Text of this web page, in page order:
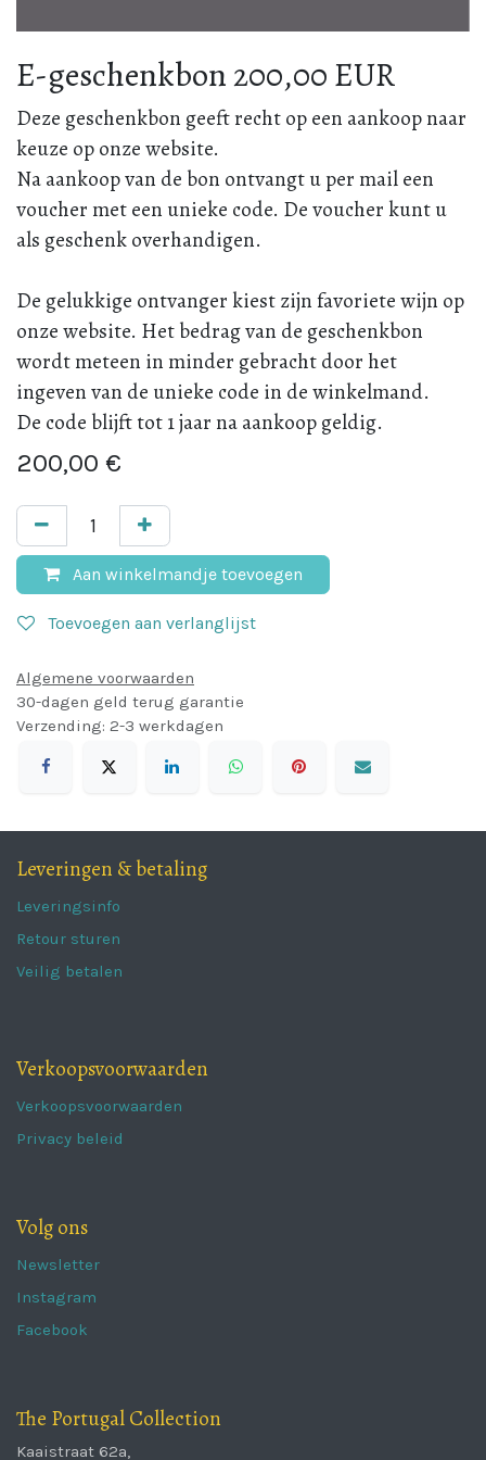
E-geschenkbon 200,00 EUR
Deze geschenkbon geeft recht op een aankoop naar
keuze op onze website.
Na aankoop van de bon ontvangt u per mail een
voucher met een unieke code. De voucher kunt u
als geschenk overhandigen.
De gelukkige ontvanger kiest zijn favoriete wijn op
onze website. Het bedrag van de geschenkbon
wordt meteen in minder gebracht door het
ingeven van de unieke code in de winkelmand.
De code blijft tot 1 jaar na aankoop geldig.
200,00 €
Aan winkelmandje toevoegen
Toevoegen aan verlanglijst
Algemene voorwaarden
30-dagen geld terug garantie
Verzending: 2-3 werkdagen
Leveringen & betaling
Leveringsinfo
Retour sturen
Veilig betalen
Verkoopsvoorwaarden
Verkoopsvoorwaarden
Privacy beleid
Volg ons
Newsletter
Instagram
Facebook
The Portugal Collection
Kaaistraat 62a,